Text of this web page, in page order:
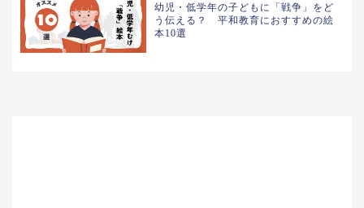
幼児・低学年の子どもに「戦争」をど
う伝える？ 平和教育におすすめの絵
本10選